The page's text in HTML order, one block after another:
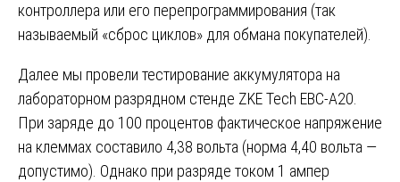
контроллера или его перепрограммирования (так
называемый «сброс циклов» для обмана покупателей).
Далее мы провели тестирование аккумулятора на
лабораторном разрядном стенде ZKE Tech EBC-A20.
При заряде до 100 процентов фактическое напряжение
на клеммах составило 4,38 вольта (норма 4,40 вольта —
допустимо). Однако при разряде током 1 ампер